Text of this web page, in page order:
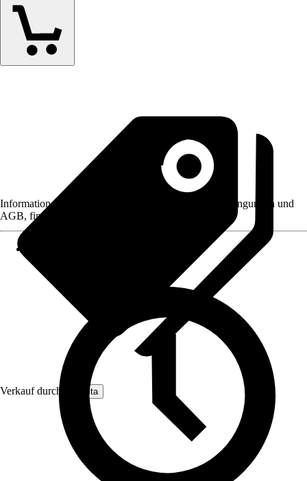
Verkauf durch: Nomita
Informationen des Verkäufers, wie z. B. Rückgabebedingungen und
AGB, finden Sie bei Klick auf den Verkäufernamen.